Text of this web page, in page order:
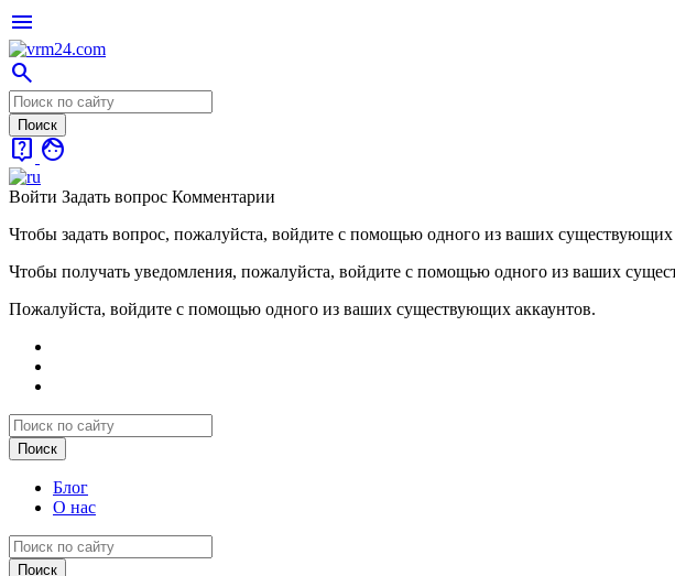
menu
search
live_help face
Войти Задать вопрос Комментарии
Чтобы задать вопрос, пожалуйста, войдите с помощью одного из ваших существующих
Чтобы получать уведомления, пожалуйста, войдите с помощью одного из ваших
Пожалуйста, войдите с помощью одного из ваших существующих аккаунтов.
Блог
О нас